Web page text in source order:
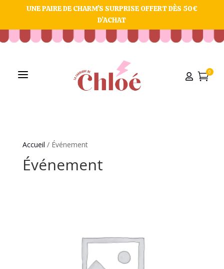
UNE PAIRE DE CHARM’S SURPRISE OFFERT DÈS 50€
D’ACHAT
a  0
Accueil / Événement
Événement